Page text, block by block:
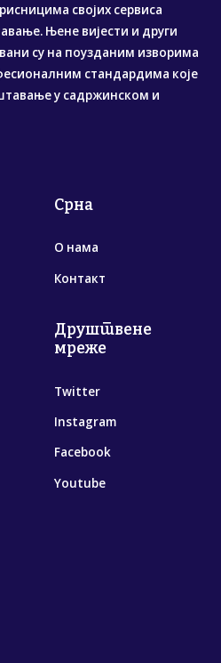
својих сервиса
Њене вијести и други
су на поузданим изворима
стандардима које
у садржинском и
Срна
О нама
Контакт
Друштвене
мреже
Twitter
Instagram
Facebook
Youtube